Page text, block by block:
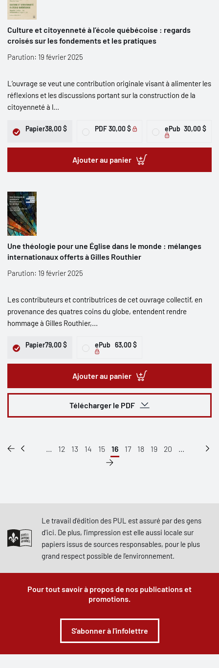
Culture et citoyenneté à l’école québécoise : regards
croisés sur les fondements et les pratiques
Parution: 19 février 2025
L’ouvrage se veut une contribution originale visant à alimenter les
réflexions et les discussions portant sur la construction de la
citoyenneté à l...
Papier38,00 $ PDF30,00 $ ePub 30,00 $
Ajouter au panier
Une théologie pour une Église dans le monde : mélanges
internationaux offerts à Gilles Routhier
Parution: 19 février 2025
Les contributeurs et contributrices de cet ouvrage collectif, en
provenance des quatres coins du globe, entendent rendre
hommage à Gilles Routhier,...
Papier79,00 $ ePub 63,00 $
Ajouter au panier
Télécharger le PDF
... 12 13 14 15 16 17 18 19 20 ...
Le travail d'édition des PUL est assuré par des gens
d'ici. De plus, l'impression est elle aussi locale sur
papiers issus de sources responsables, pour le plus
grand respect possible de l'environnement.
Pour tout savoir à propos de nos publications et
promotions.
S'abonner à l'infolettre